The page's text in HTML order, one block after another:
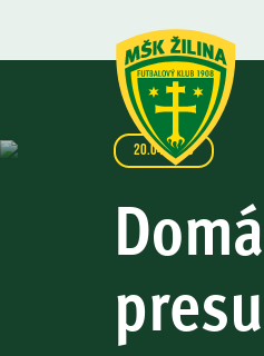
20.04.2026